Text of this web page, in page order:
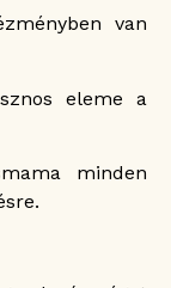
van
eleme a
minden